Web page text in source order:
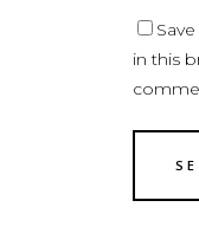
in this